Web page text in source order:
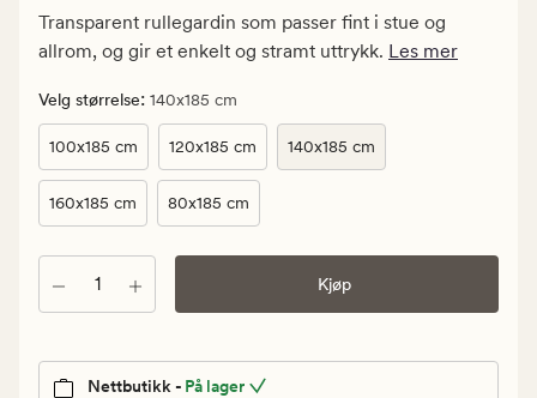
kr.
Vanlig
899,90
kr
Transparent rullegardin som passer fint i stue og
allrom, og gir et enkelt og stramt uttrykk. Les mer
Velg størrelse: 140x185 cm
100x185 cm 120x185 cm 140x185 cm
160x185 cm 80x185 cm
Antall Kjøp
Nettbutikk - På lager